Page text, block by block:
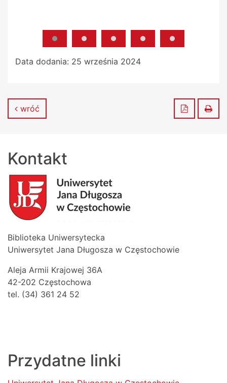
Data dodania: 25 września 2024
wróć Zapisz do
Kontakt
Biblioteka Uniwersytecka
Uniwersytet Jana Długosza w Częstochowie
Aleja Armii Krajowej 36A
42-202 Częstochowa
tel. (34) 361 24 52
Przydatne linki